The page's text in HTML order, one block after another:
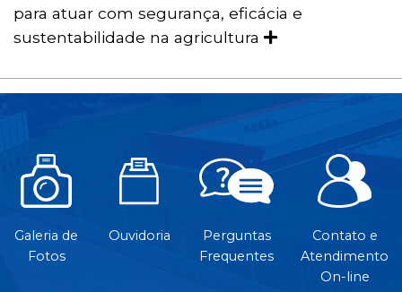
para atuar com segurança, eficácia e
sustentabilidade na agricultura
Galeria de
Fotos
Ouvidoria
Perguntas
Frequentes
Contato e
Atendimento
On-line